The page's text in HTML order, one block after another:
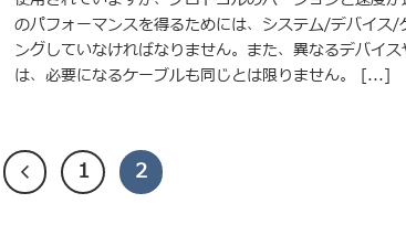
のパフォーマンスを得るためには、システム/デバイス/
ングしていなければなりません。また、異なるデバイ
は、必要になるケーブルも同じとは限りません。 [...]
1 2